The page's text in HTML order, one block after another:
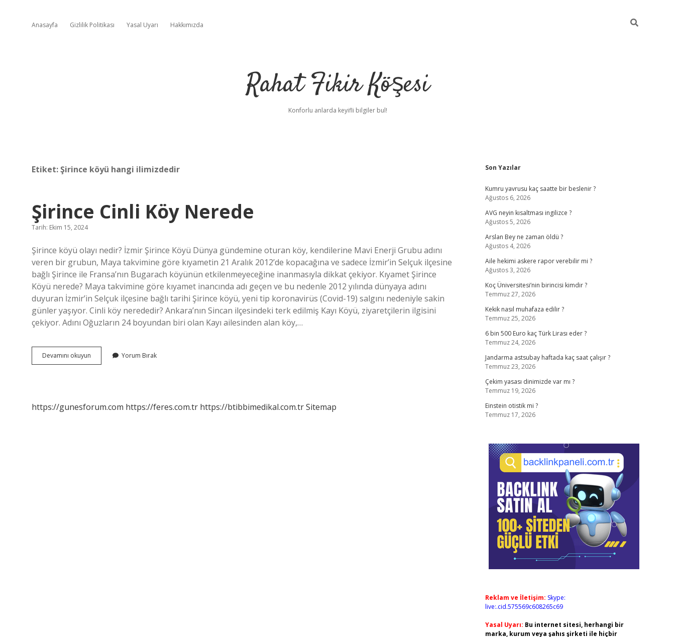
Anasayfa Gizlilik Politikası Yasal Uyarı Hakkımızda
Rahat Fikir Köşesi
Konforlu anlarda keyifli bilgiler bul!
Etiket:Şirince köyü hangi ilimizdedir
Şirince Cinli Köy Nerede
Tarih: Ekim 15, 2024
Şirince köyü olayı nedir? İzmir Şirince Köyü Dünya gündemine oturan köy, kendilerine Mavi Enerji Grubu adını
veren bir grubun, Maya takvimine göre kıyametin 21 Aralık 2012’de kopacağına ve sadece İzmir’in Selçuk ilçesine
bağlı Şirince ile Fransa’nın Bugarach köyünün etkilenmeyeceğine inanmasıyla dikkat çekiyor. Kıyamet Şirince
Köyü nerede? Maya takvimine göre kıyamet inancında adı geçen ve bu nedenle 2012 yılında dünyaya adını
duyuran İzmir’in Selçuk ilçesine bağlı tarihi Şirince köyü, yeni tip koronavirüs (Covid-19) salgını nedeniyle sakin
günler yaşıyor. Cinli köy nerededir? Ankara’nın Sincan ilçesindeki terk edilmiş Kayı Köyü, ziyaretçilerin ilgisini
çekiyor. Adını Oğuzların 24 boyundan biri olan Kayı ailesinden alan köy,…
Devamını okuyun
Cinli
Yorum Bırak
https://gunesforum.com https://feres.com.tr https://btibbimedikal.com.trSitemap
Sidebar
Son Yazılar
Kumru yavrusu kaç saatte bir beslenir ?
Ağustos 6, 2026
AVG neyin kısaltması ingilizce ?
Ağustos 5, 2026
Arslan Bey ne zaman öldü ?
Ağustos 4, 2026
Aile hekimi askere rapor verebilir mi ?
Ağustos 3, 2026
Koç Üniversitesi’nin birincisi kimdir ?
Temmuz 27, 2026
Kekik nasıl muhafaza edilir ?
Temmuz 25, 2026
6 bin 500 Euro kaç Türk Lirası eder ?
Temmuz 24, 2026
Jandarma astsubay haftada kaç saat çalışır ?
Temmuz 23, 2026
Çekim yasası dinimizde var mı ?
Temmuz 19, 2026
Einstein otistik mi ?
Temmuz 17, 2026
Reklam ve İletişim: Skype:
live:.cid.575569c608265c69
Yasal Uyarı: Bu internet sitesi, herhangi bir
marka, kurum veya şahıs şirketi ile hiçbir
ilbet yeni giriş